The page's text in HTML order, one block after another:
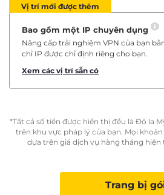
Vị trí mới được thêm
Bao gồm một IP chuyên dụng
Nâng cấp trải nghiệm VPN của bạn
chỉ IP được chỉ định riêng cho bạn.
Xem các vị trí sẵn có
*Tất cả số tiền được hiển thị đều là Đô la
trên khu vực pháp lý của bạn. Mọi
dựa trên giá dịch vụ hàng tháng hiện
Trang bị